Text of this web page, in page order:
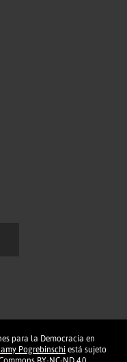
para la Democracia en
Pogrebinschi está sujeto